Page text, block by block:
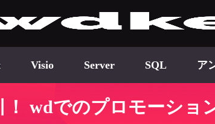
Visio Server SQL ア
！ wdでのプロモーショ